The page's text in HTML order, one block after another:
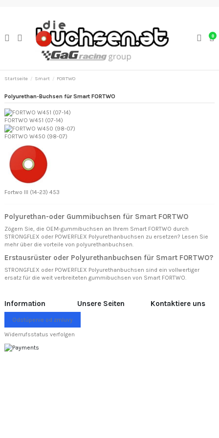
0
Startseite Smart FORTWO
Polyurethan-Buchsen für Smart FORTWO
FORTWO W451 (07-14)
FORTWO W450 (98-07)
Fortwo III (14-23) 453
Polyurethan-oder Gummibuchsen für Smart FORTWO
Zögern Sie, die OEM-gummibuchsen an Ihrem Smart FORTWO durch
STRONGFLEX oder POWERFLEX Polyurethanbuchsen zu ersetzen? Lesen Sie
mehr über die vorteile von polyurethanbuchsen.
Erstausrüster oder Polyurethanbuchsen für Smart FORTWO?
STRONGFLEX oder POWERFLEX Polyurethanbuchsen sind ein vollwertiger
ersatz für die weit verbreiteten gummibuchsen von Smart FORTWO.
Information Unsere Seiten Kontaktiere uns
Odstúpenie od zmluvy
Widerrufsstatus verfolgen